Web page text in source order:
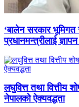
‘बालेन सरकार
प्रधानमन्त्रीलाई
लघुवित्त तथा वित्तीय
नेपालको ऐक्यवद्धता